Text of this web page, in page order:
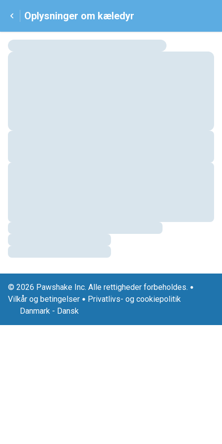
Oplysninger om kæledyr
© 2026 Pawshake Inc. Alle rettigheder forbeholdes.
Vilkår og betingelser
Privatlivs- og cookiepolitik
Danmark - Dansk